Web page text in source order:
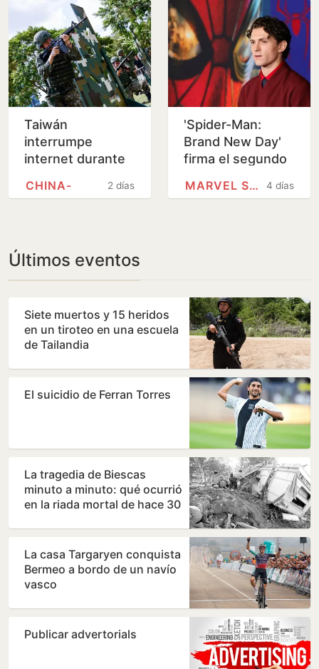
Taiwán
interrumpe
internet durante
militares
2 días
CHINA-
'Spider-Man:
Brand New Day'
firma el segundo
la historia y roza
4 días
MARVEL STUDIOS
Últimos eventos
Siete muertos y 15 heridos
en un tiroteo en una escuela
de Tailandia
El suicidio de Ferran Torres
La tragedia de Biescas
minuto a minuto: qué ocurrió
en la riada mortal de hace 30
La casa Targaryen conquista
Bermeo a bordo de un navío
vasco
Publicar advertorials